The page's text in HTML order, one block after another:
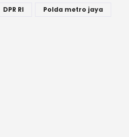
DPR RI
Polda metro jaya